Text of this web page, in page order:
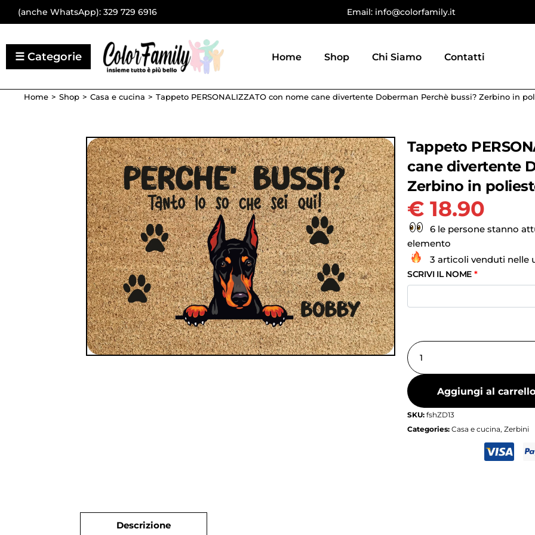
(anche WhatsApp): 329 729 6916 Email: info@colorfamily.it
Home Shop Chi Siamo Contatti
Home Shop Casa e cucina Tappeto PERSONALIZZATO con nome cane divertente Doberman Perchè bussi? Zerbino in
Tappeto
cane divertente
Zerbino in
€ 18.90
6 le persone stanno
elemento
3 articoli venduti nelle
SCRIVI IL NOME *
Aggiungi al carrello
SKU: fshZD13
Categories: Casa e cucina, Zerbini
Descrizione